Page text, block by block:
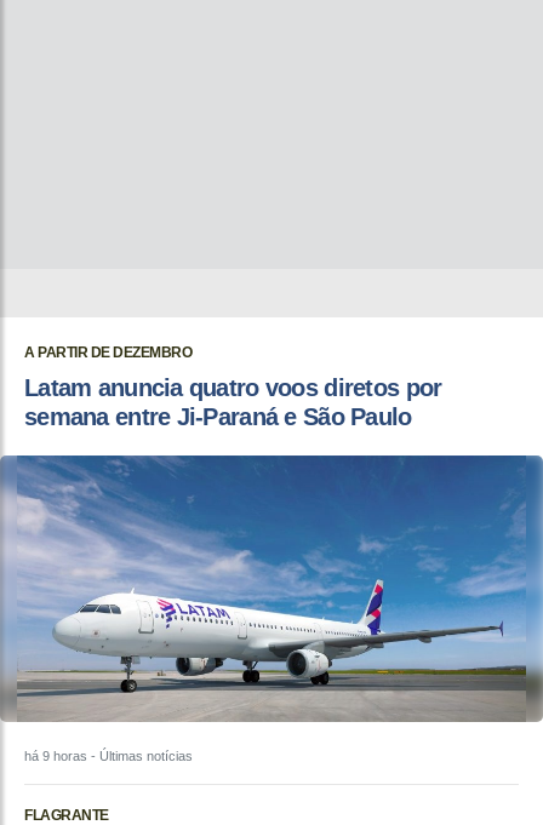
A PARTIR DE DEZEMBRO
Latam anuncia quatro voos diretos por
semana entre Ji-Paraná e São Paulo
há 9 horas - Últimas notícias
FLAGRANTE